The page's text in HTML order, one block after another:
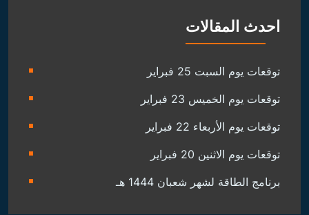
احدث المقالات
توقعات يوم السبت 25 فبراير
توقعات يوم الخميس 23 فبراير
توقعات يوم الأربعاء 22 فبراير
توقعات يوم الاثنين 20 فبراير
برنامج الطاقة لشهر شعبان 1444 هـ